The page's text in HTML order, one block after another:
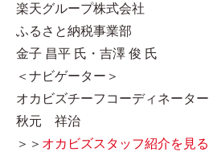
楽天グループ株式会社
ふるさと納税事業部
金子 昌平 氏・吉澤 俊 氏
＜ナビゲーター＞
オカビズチーフコーディネーター
秋元 祥治
＞＞ オカビズスタッフ紹介を見る